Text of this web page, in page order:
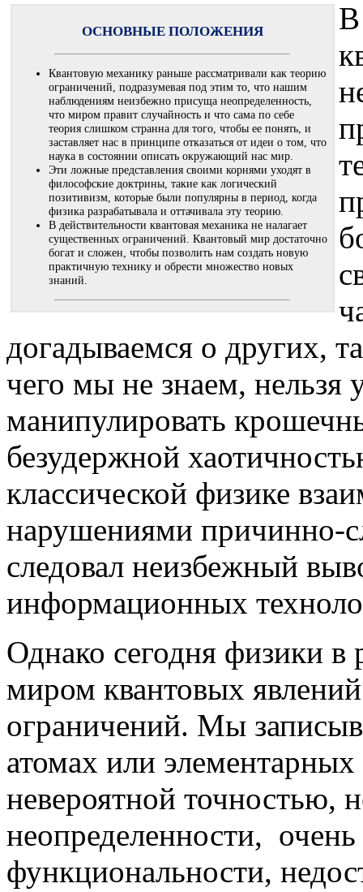
ОСНОВНЫЕ ПОЛОЖЕНИЯ
Квантовую механику раньше рассматривали как теорию
ограничений, подразумевая под этим то, что нашим
наблюдениям неизбежно присуща неопределенность,
что миром правит случайность и что сама по себе
теория слишком странна для того, чтобы ее понять, и
заставляет нас в принципе отказаться от идеи о том, что
наука в состоянии описать окружающий нас мир.
Эти ложные представления своими корнями уходят в
философские доктрины, такие как логический
позитивизм, которые были популярны в период, когда
физика разрабатывала и оттачивала эту теорию.
В действительности квантовая механика не налагает
существенных ограничений. Квантовый мир достаточно
богат и сложен, чтобы позволить нам создать новую
практичную технику и обрести множество новых
знаний.
В
догадываемся о других,
чего мы не знаем, нельзя
манипулировать
безудержной
классической физике
нарушениями причинно-
следовал неизбежный
информационных
Однако сегодня физики в
миром квантовых
ограничений. Мы
атомах или
невероятной точностью,
неопределенности, очень
функциональности,